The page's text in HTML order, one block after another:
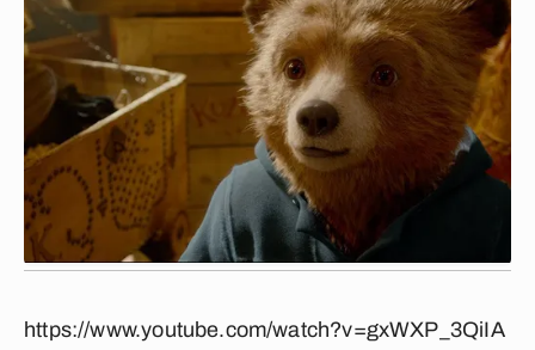
https://www.youtube.com/watch?v=gxWXP_3QiIA